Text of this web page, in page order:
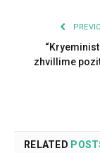
zhvillime
RELATED